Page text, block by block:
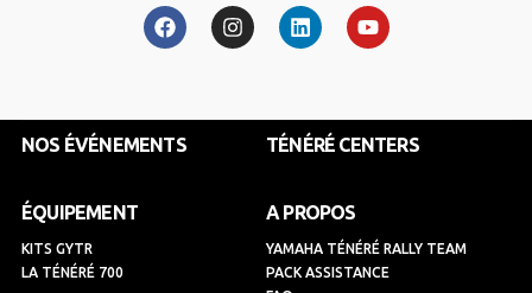
a
c
e
o
k
n
s
t
r
i
n
k
i
n
o
u
t
e
NOS ÉVÉNEMENTS TÉNÉRÉ CENTERS
ÉQUIPEMENT
KITS GYTR
LA TÉNÉRÉ 700
A PROPOS
YAMAHA TÉNÉRÉ RALLY TEAM
PACK ASSISTANCE